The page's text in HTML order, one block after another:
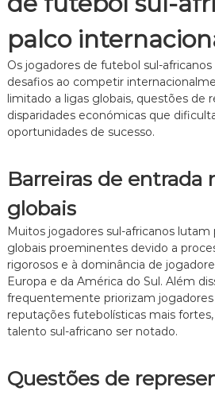
palco
Os jogadores de futebol sul-
desafios ao competir
limitado a ligas globais, questões de
disparidades económicas que
oportunidades de sucesso.
Barreiras de entrada
globais
Muitos jogadores sul-africanos lutam
globais proeminentes devido a
rigorosos e à dominância de
Europa e da América do Sul. Além
frequentemente priorizam jogadores
reputações futebolísticas mais
talento sul-africano ser notado.
Questões de